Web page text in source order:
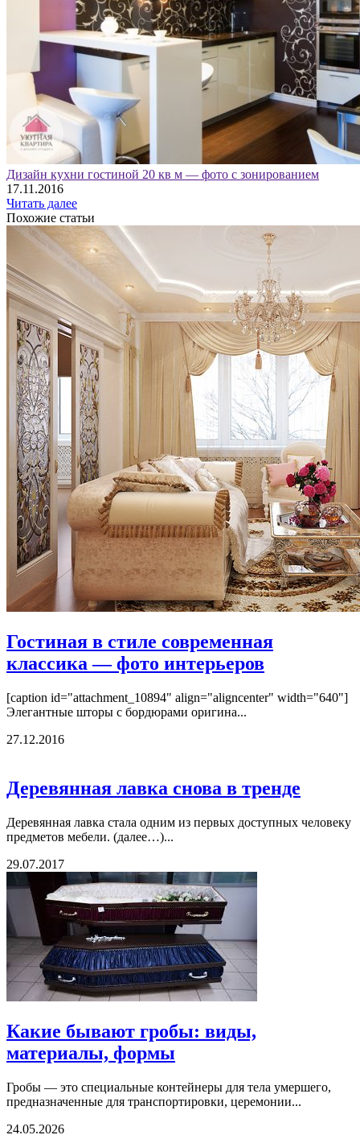
Дизайн кухни гостиной 20 кв м — фото с зонированием
17.11.2016
Читать далее
Похожие статьи
Гостиная в стиле современная
классика — фото интерьеров
[caption id="attachment_10894" align="aligncenter" width="640"]
Элегантные шторы с бордюрами оригина...
27.12.2016
Деревянная лавка снова в тренде
Деревянная лавка стала одним из первых доступных человеку
предметов мебели. (далее…)...
29.07.2017
Какие бывают гробы: виды,
материалы, формы
Гробы — это специальные контейнеры для тела умершего,
предназначенные для транспортировки, церемонии...
24.05.2026